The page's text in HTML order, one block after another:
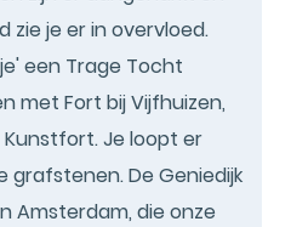
je er in overvloed.
een Trage Tocht
met Fort bij Vijfhuizen,
Je loopt er
grafstenen. De Geniedijk
Amsterdam, die onze